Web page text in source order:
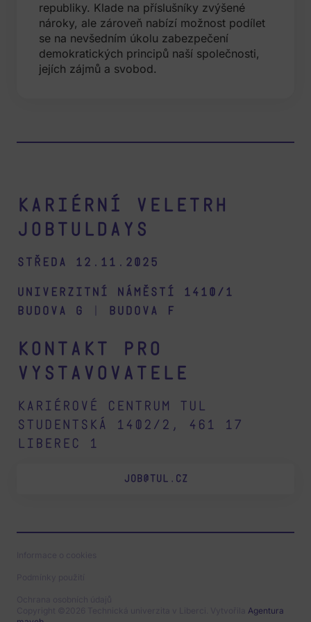
republiky. Klade na příslušníky zvýšené
nároky, ale zároveň nabízí možnost podílet
se na nevšedním úkolu zabezpečení
demokratických principů naší společnosti,
jejích zájmů a svobod.
Kariérní veletrh
Jobtuldays
Středa 12.11.2025
Univerzitní náměstí 1410/1
budova G
budova F
Kontakt pro
vystavovatele
Kariérové centrum TUL
Studentská 1402/2, 461 17
Liberec 1
JOB@TUL.CZ
Agentura